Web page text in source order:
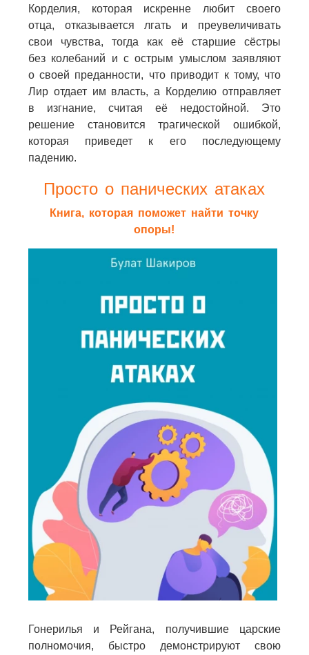
Корделия, которая искренне любит своего
отца, отказывается лгать и преувеличивать
свои чувства, тогда как её старшие сёстры
без колебаний и с острым умыслом заявляют
о своей преданности, что приводит к тому, что
Лир отдает им власть, а Корделию отправляет
в изгнание, считая её недостойной. Это
решение становится трагической ошибкой,
которая приведет к его последующему
падению.
Просто о панических атаках
Книга, которая поможет найти точку
опоры!
Гонерилья и Рейгана, получившие царские
полномочия, быстро демонстрируют свою